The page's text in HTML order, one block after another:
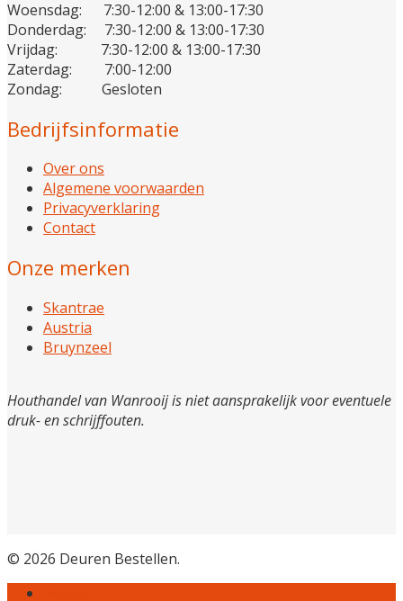
Woensdag: 7:30-12:00 & 13:00-17:30
Donderdag: 7:30-12:00 & 13:00-17:30
Vrijdag: 7:30-12:00 & 13:00-17:30
Zaterdag: 7:00-12:00
Zondag: Gesloten
Bedrijfsinformatie
Over ons
Algemene voorwaarden
Privacyverklaring
Contact
Onze merken
Skantrae
Austria
Bruynzeel
Houthandel van Wanrooij is niet aansprakelijk voor eventuele
druk- en schrijffouten.
© 2026 Deuren Bestellen.